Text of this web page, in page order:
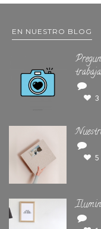
EN NUESTRO BLOG
3
5